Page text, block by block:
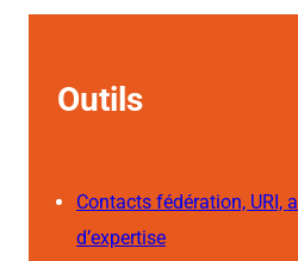
Outils
Contacts fédération, URI,
d’expertise